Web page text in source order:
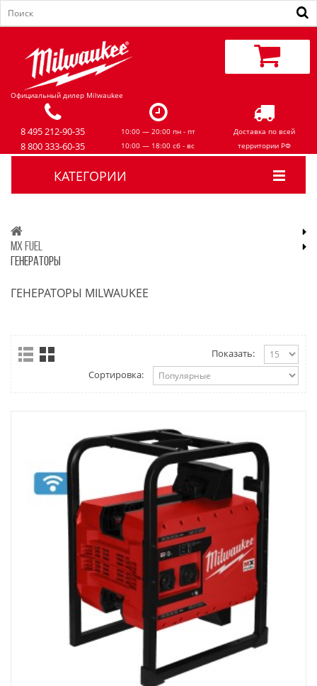
Официальный дилер Milwaukee
8 495 212-90-35
8 800 333-60-35
10:00 — 20:00 пн - пт
10:00 — 18:00 сб - вс
Доставка по всей
территории РФ
КАТЕГОРИИ
MX FUEL
ГЕНЕРАТОРЫ
ГЕНЕРАТОРЫ MILWAUKEE
Показать:
Сортировка: